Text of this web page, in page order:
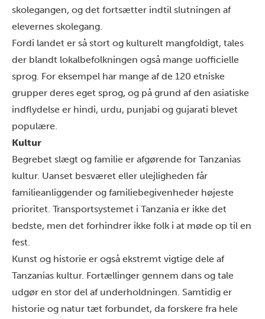
skolegangen, og det fortsætter indtil slutningen af
elevernes skolegang.
Fordi landet er så stort og kulturelt mangfoldigt, tales
der blandt lokalbefolkningen også mange uofficielle
sprog. For eksempel har mange af de 120 etniske
grupper deres eget sprog, og på grund af den asiatiske
indflydelse er hindi, urdu, punjabi og gujarati blevet
populære.
Kultur
Begrebet slægt og familie er afgørende for Tanzanias
kultur. Uanset besværet eller ulejligheden får
familieanliggender og familiebegivenheder højeste
prioritet. Transportsystemet i Tanzania er ikke det
bedste, men det forhindrer ikke folk i at møde op til en
fest.
Kunst og historie er også ekstremt vigtige dele af
Tanzanias kultur. Fortællinger gennem dans og tale
udgør en stor del af underholdningen. Samtidig er
historie og natur tæt forbundet, da forskere fra hele